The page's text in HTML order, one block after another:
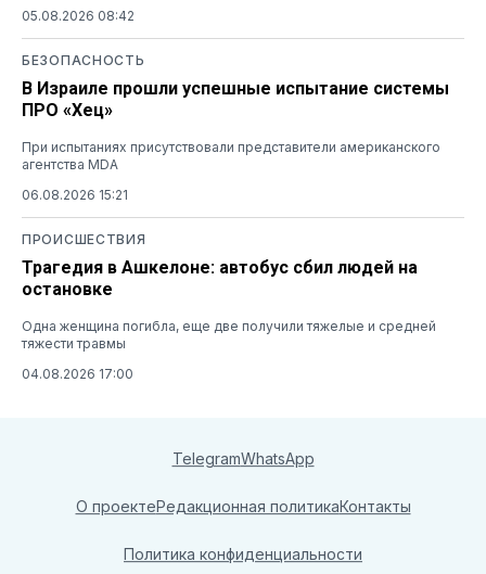
05.08.2026 08:42
БЕЗОПАСНОСТЬ
В Израиле прошли успешные испытание системы
ПРО «Хец»
При испытаниях присутствовали представители американского
агентства MDA
06.08.2026 15:21
ПРОИСШЕСТВИЯ
Трагедия в Ашкелоне: автобус сбил людей на
остановке
Одна женщина погибла, еще две получили тяжелые и средней
тяжести травмы
04.08.2026 17:00
TelegramWhatsApp
О проектеРедакционная политикаКонтакты
Политика конфиденциальности